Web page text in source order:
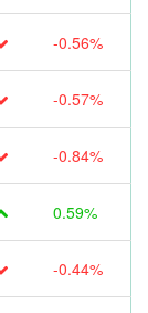
-0.56%
-0.57%
-0.84%
0.59%
-0.44%